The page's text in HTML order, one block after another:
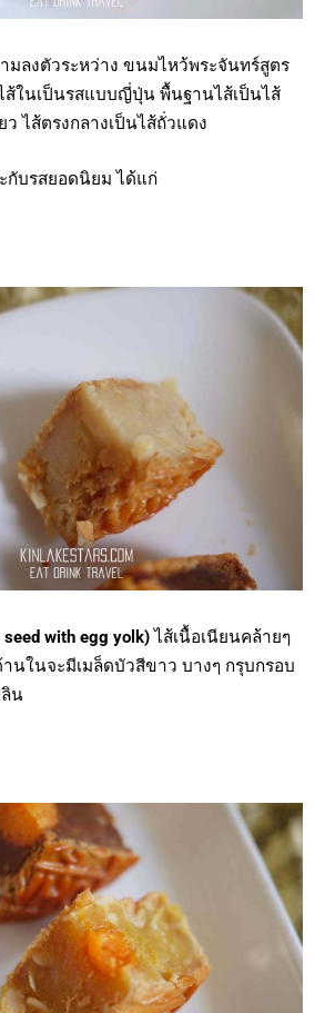
มลงตัวระหว่าง ขนมไหว้พระจันทร์สูตร
ส้ในเป็นรสแบบญี่ปุ่น พื้นฐานไส้เป็นไส้
ว ไส้ตรงกลางเป็นไส้ถั่วแดง
กับรสยอดนิยม ได้แก่
with egg yolk)ไส้เนื้อเนียนคล้ายๆ
นในจะมีเมล็ดบัวสีขาว บางๆ กรุบกรอบ
น